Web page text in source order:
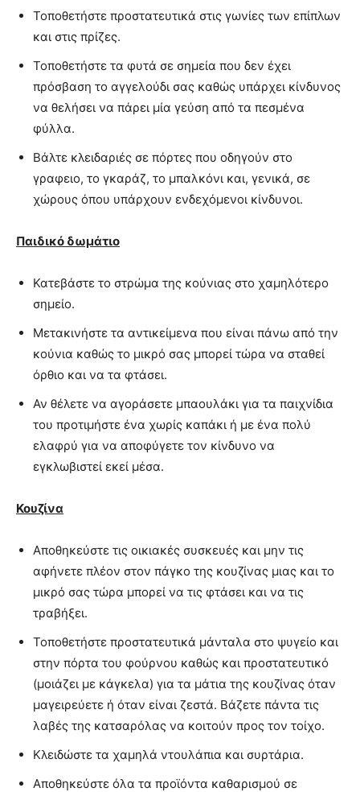
Τοποθετήστε προστατευτικά στις γωνίες των επίπλων
και στις πρίζες.
Τοποθετήστε τα φυτά σε σημεία που δεν έχει
πρόσβαση το αγγελούδι σας καθώς υπάρχει κίνδυνος
να θελήσει να πάρει μία γεύση από τα πεσμένα
φύλλα.
Βάλτε κλειδαριές σε πόρτες που οδηγούν στο
γραφειο, το γκαράζ, το μπαλκόνι και, γενικά, σε
χώρους όπου υπάρχουν ενδεχόμενοι κίνδυνοι.
Παιδικό δωμάτιο
Κατεβάστε το στρώμα της κούνιας στο χαμηλότερο
σημείο.
Μετακινήστε τα αντικείμενα που είναι πάνω από την
κούνια καθώς το μικρό σας μπορεί τώρα να σταθεί
όρθιο και να τα φτάσει.
Αν θέλετε να αγοράσετε μπαουλάκι για τα παιχνίδια
του προτιμήστε ένα χωρίς καπάκι ή με ένα πολύ
ελαφρύ για να αποφύγετε τον κίνδυνο να
εγκλωβιστεί εκεί μέσα.
Κουζίνα
Αποθηκεύστε τις οικιακές συσκευές και μην τις
αφήνετε πλέον στον πάγκο της κουζίνας μιας και το
μικρό σας τώρα μπορεί να τις φτάσει και να τις
τραβήξει.
Τοποθετήστε προστατευτικά μάνταλα στο ψυγείο και
στην πόρτα του φούρνου καθώς και προστατευτικό
(μοιάζει με κάγκελα) για τα μάτια της κουζίνας όταν
μαγειρεύετε ή όταν είναι ζεστά. Βάζετε πάντα τις
λαβές της κατσαρόλας να κοιτούν προς τον τοίχο.
Κλειδώστε τα χαμηλά ντουλάπια και συρτάρια.
Αποθηκεύστε όλα τα προϊόντα καθαρισμού σε